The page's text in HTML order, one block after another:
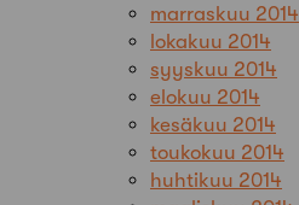
marraskuu 2014
lokakuu 2014
syyskuu 2014
elokuu 2014
kesäkuu 2014
toukokuu 2014
huhtikuu 2014